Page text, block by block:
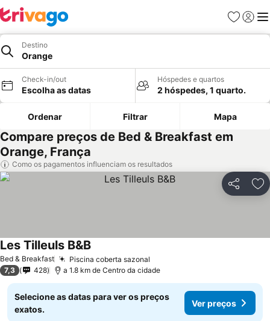
Favoritos
Iniciar
Destino
Orange
Check-in/out
Escolha as datas
Hóspedes e quartos
2 hóspedes, 1 quarto.
Ordenar Filtrar Mapa
Compare preços de Bed & Breakfast em
Orange, França
Como os pagamentos influenciam os resultados
Partilhar
Bed & Breakfast Piscina coberta sazonal
Les Tilleuls B&BVer preços
7,3 428 a 1.8 km de Centro da cidade
Selecione as datas para ver os preços
exatos.
Ver preços